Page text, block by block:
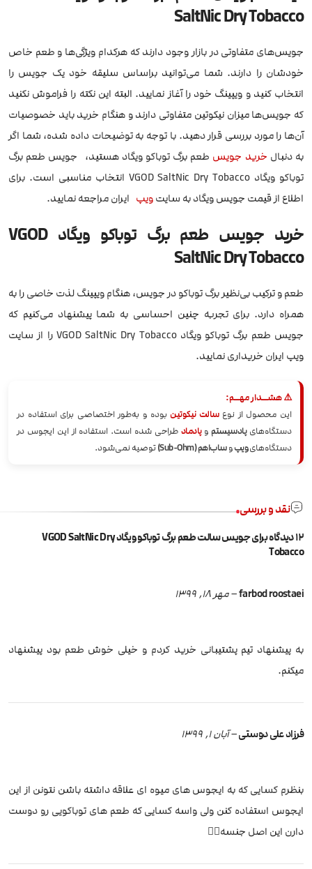
SaltNic Dry Tobacco
جویس‌های متفاوتی در بازار وجود دارند که هرکدام ویژگی‌ها و طعم خاص
خودشان را دارند. شما می‌توانید براساس سلیقه خود یک جویس را
انتخاب کنید و ویپینگ خود را آغاز نمایید. البته این نکته را فراموش نکنید
که جویس‌ها میزان نیکوتین متفاوتی دارند و هنگام خرید باید خصوصیات
آن‌ها را مورد بررسی قرار دهید. با توجه به توضیحات داده شده، شما اگر
به دنبال خرید جویس طعم برگ توباکو ویگاد هستید، جویس طعم برگ
توباکو ویگاد VGOD SaltNic Dry Tobacco انتخاب مناسبی است. برای
اطلاع از قیمت جویس ویگاد به سایتویپ ایران مراجعه نمایید.
خرید جویس طعم برگ توباکو ویگاد VGOD
SaltNic Dry Tobacco
طعم و ترکیب بی‌نظیر برگ توباکو در جویس، هنگام ویپینگ لذت خاصی را به
همراه دارد. برای تجربه چنین احساسی به شما پیشنهاد می‌کنیم که
جویس طعم برگ توباکو ویگاد VGOD SaltNic Dry Tobacco را از سایت
ویپ ایران خریداری نمایید.
⚠️ هشــدار مهــم:
این محصول از نوعسالت نیکوتینبوده و به‌طور اختصاصی برای استفاده در
دستگاه‌هایپادسیستموپادماد طراحی شده است. استفاده از این ایجوس در
دستگاه‌هایویپوساب‌اهم (Sub-Ohm) توصیه نمی‌شود.
نقد و بررسی
12 دیدگاه برای
جویس سالت طعم برگ توباکو ویگاد VGOD SaltNic Dry
Tobacco
farbod roostaei
–مهر 18, 1399
به پیشنهاد تیم پشتیبانی خرید کردم و خیلی خوش طعم بود پیشنهاد
میکنم.
فرزاد علی دوستی–آبان 1, 1399
بنظرم کسایی که به ایجوس های میوه ای علاقه داشته باشن نتونن از این
ایجوس استفاده کنن ولی واسه کسایی که طعم های توباکویی رو دوست
دارن این اصل جنسه👌🏻